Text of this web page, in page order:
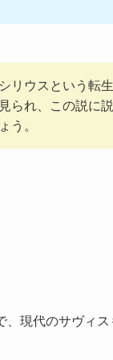
リウスという転
られ、この説に
う。
、現代のサヴィ